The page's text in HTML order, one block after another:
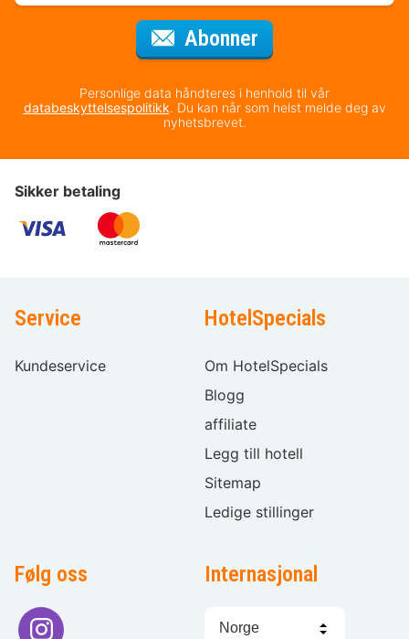
Abonner
Personlige data håndteres i henhold til vår
databeskyttelsespolitikk. Du kan når som helst melde deg av
nyhetsbrevet.
Sikker betaling
Service
Kundeservice
HotelSpecials
Om HotelSpecials
Blogg
affiliate
Legg till hotell
Sitemap
Ledige stillinger
Følg oss Internasjonal